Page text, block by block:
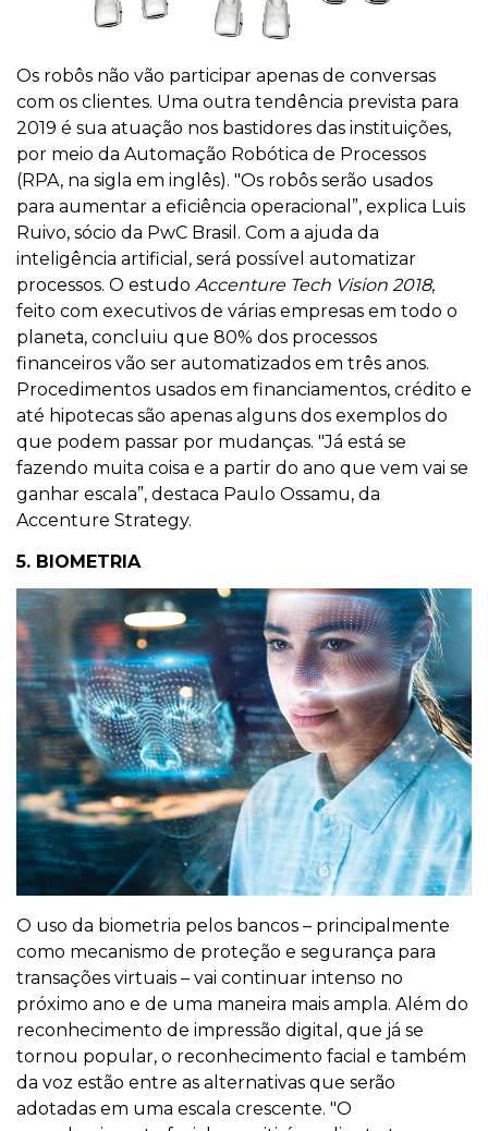
Os robôs não vão participar apenas de conversas
com os clientes. Uma outra tendência prevista para
2019 é sua atuação nos bastidores das instituições,
por meio da Automação Robótica de Processos
(RPA, na sigla em inglês). "Os robôs serão usados
para aumentar a eficiência operacional”, explica Luis
Ruivo, sócio da PwC Brasil. Com a ajuda da
inteligência artificial, será possível automatizar
processos. O estudo Accenture Tech Vision 2018,
feito com executivos de várias empresas em todo o
planeta, concluiu que 80% dos processos
financeiros vão ser automatizados em três anos.
Procedimentos usados em financiamentos, crédito e
até hipotecas são apenas alguns dos exemplos do
que podem passar por mudanças. "Já está se
fazendo muita coisa e a partir do ano que vem vai se
ganhar escala”, destaca Paulo Ossamu, da
Accenture Strategy.
5. BIOMETRIA
O uso da biometria pelos bancos – principalmente
como mecanismo de proteção e segurança para
transações virtuais – vai continuar intenso no
próximo ano e de uma maneira mais ampla. Além do
reconhecimento de impressão digital, que já se
tornou popular, o reconhecimento facial e também
da voz estão entre as alternativas que serão
adotadas em uma escala crescente. "O